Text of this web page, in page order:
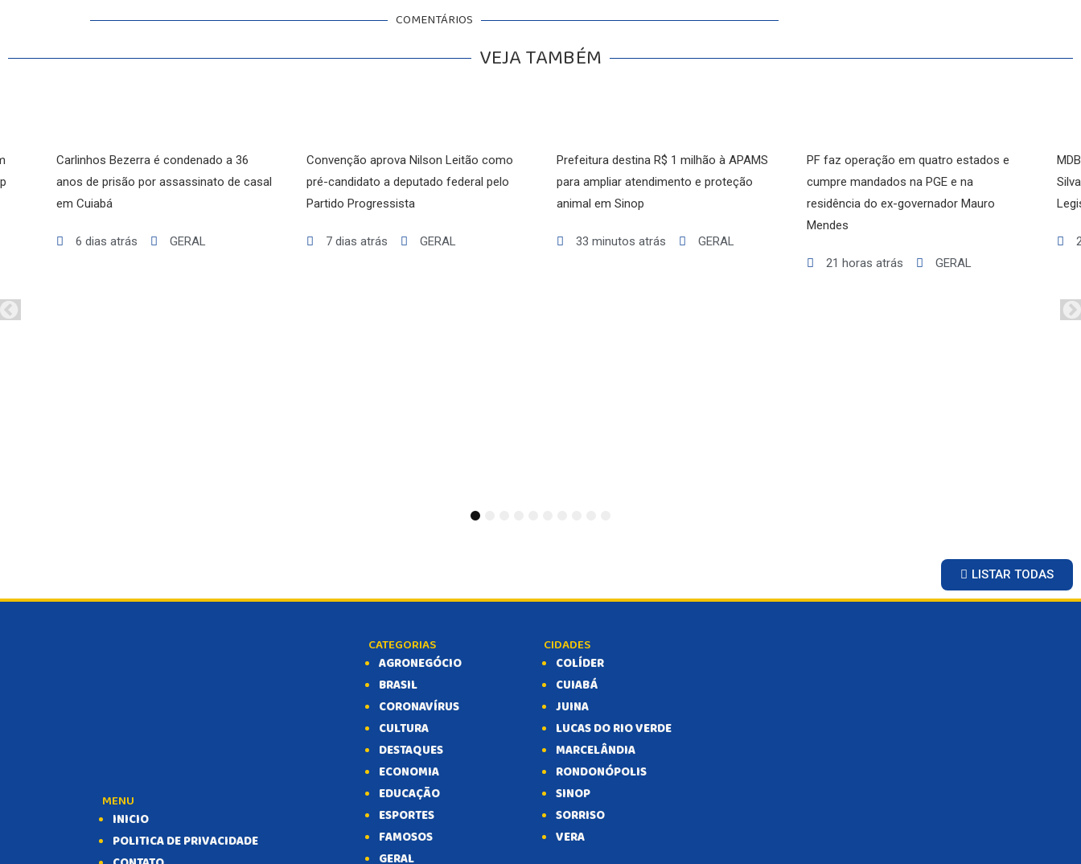
COMENTÁRIOS
VEJA TAMBÉM
Carlinhos Bezerra é condenado a 36
anos de prisão por assassinato de casal
em Cuiabá
6 dias atrás GERAL
Convenção aprova Nilson Leitão como
pré-candidato a deputado federal pelo
Partido Progressista
7 dias atrás GERAL
Prefeitura destina R$ 1 milhão à APAMS
para ampliar atendimento e proteção
animal em Sinop
33 minutos atrás GERAL
PF faz operação em quatro estados e
cumpre mandados na PGE e na
residência do ex-governador Mauro
Mendes
21 horas atrás GERAL
4
LISTAR TODAS
MENU
INICIO
POLITICA DE PRIVACIDADE
CATEGORIAS
AGRONEGÓCIO
BRASIL
CORONAVÍRUS
CULTURA
DESTAQUES
ECONOMIA
EDUCAÇÃO
ESPORTES
FAMOSOS
GERAL
CIDADES
COLÍDER
CUIABÁ
JUINA
LUCAS DO RIO VERDE
MARCELÂNDIA
RONDONÓPOLIS
SINOP
SORRISO
VERA
INICIO
BRASIL
POLÍTICA